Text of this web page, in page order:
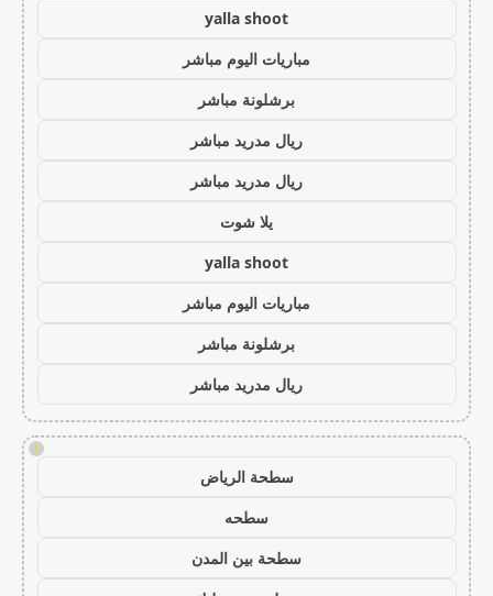
yalla shoot
مباريات اليوم مباشر
برشلونة مباشر
ريال مدريد مباشر
ريال مدريد مباشر
يلا شوت
yalla shoot
مباريات اليوم مباشر
برشلونة مباشر
ريال مدريد مباشر
!
سطحة الرياض
سطحه
سطحة بين المدن